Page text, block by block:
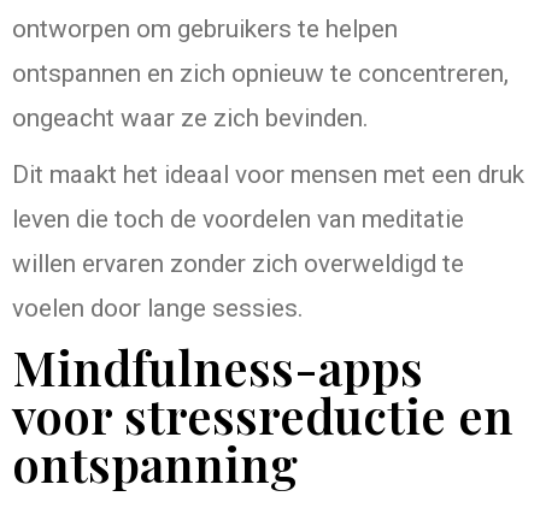
ontworpen om gebruikers te helpen
ontspannen en zich opnieuw te concentreren,
ongeacht waar ze zich bevinden.
Dit maakt het ideaal voor mensen met een druk
leven die toch de voordelen van meditatie
willen ervaren zonder zich overweldigd te
voelen door lange sessies.
Mindfulness-apps
voor stressreductie en
ontspanning